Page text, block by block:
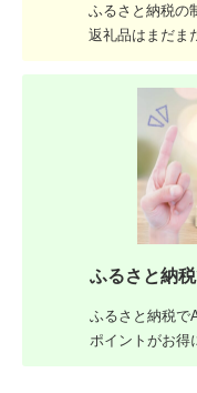
ふるさと納税の
返礼品はまだま
ふるさと納
ふるさと納税で
ポイントがお得